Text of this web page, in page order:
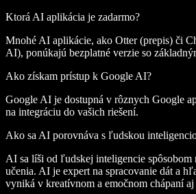
Ktorá AI aplikácia je zadarmo?
Mnohé AI aplikácie, ako Otter (prepis) či
AI), ponúkajú bezplatné verzie so
Ako získam prístup k Google AI?
Google AI je dostupná v rôznych Google
na integráciu do vašich riešení.
Ako sa AI porovnáva s ľudskou
AI sa líši od ľudskej inteligencie spôsobom
učenia. AI je expert na spracovanie dát a
vyniká v kreatívnom a emočnom chápaní